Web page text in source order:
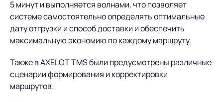
5 минут и выполняется волнами, что позволяет
системе самостоятельно определять оптимальные
дату отгрузки и способ доставки и обеспечить
максимальную экономию по каждому маршруту.
Также в AXELOT TMS были предусмотрены различные
сценарии формирования и корректировки
маршрутов: